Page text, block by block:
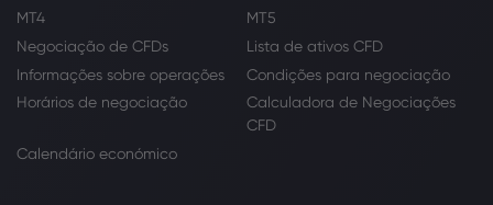
MT4
MT5
Negociação de CFDs
Lista de ativos CFD
Informações sobre operações
Condições para negociação
Horários de negociação
Calculadora de Negociações
CFD
Calendário económico